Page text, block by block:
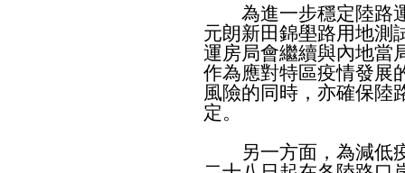
為進一步穩定陸路運
元朗新田錦壆路用地測
運房局會繼續與內地當
作為應對特區疫情發展
風險的同時，亦確保陸
定。
另一方面，為減低疫